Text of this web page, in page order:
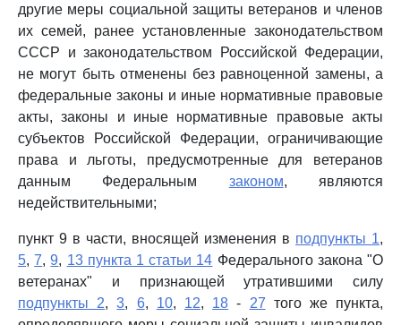
другие меры социальной защиты ветеранов и членов
их семей, ранее установленные законодательством
СССР и законодательством Российской Федерации,
не могут быть отменены без равноценной замены, а
федеральные законы и иные нормативные правовые
акты, законы и иные нормативные правовые акты
субъектов Российской Федерации, ограничивающие
права и льготы, предусмотренные для ветеранов
данным Федеральным законом, являются
недействительными;
пункт 9 в части, вносящей изменения в подпункты 1,
5,7,9, 13 пункта 1 статьи 14 Федерального закона "О
ветеранах" и признающей утратившими силу
подпункты 2,3, 6, 10, 12, 18 - 27 того же пункта,